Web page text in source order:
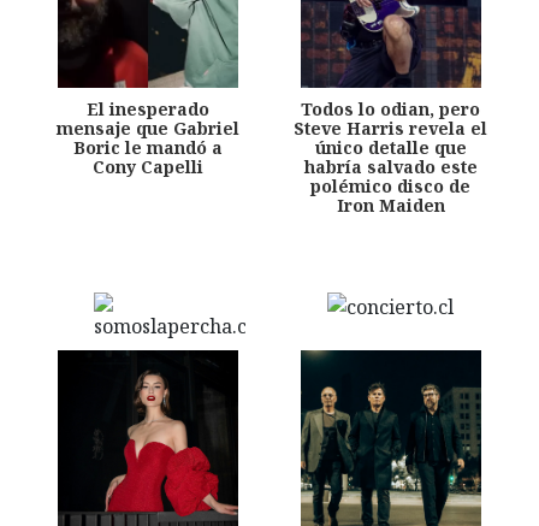
El inesperado
mensaje que Gabriel
Boric le mandó a
Cony Capelli
Todos lo odian, pero
Steve Harris revela el
único detalle que
habría salvado este
polémico disco de
Iron Maiden